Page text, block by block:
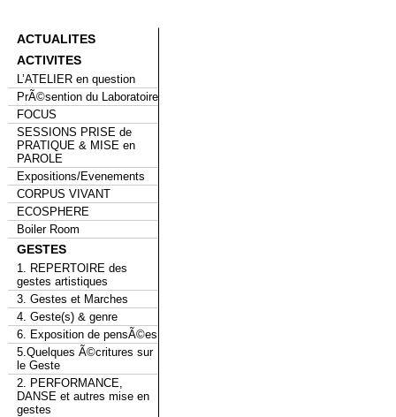
ACTUALITES
ACTIVITES
L’ATELIER en question
PrÃ©sention du Laboratoire
FOCUS
SESSIONS PRISE de
PRATIQUE & MISE en
PAROLE
Expositions/Evenements
CORPUS VIVANT
ECOSPHERE
Boiler Room
GESTES
1. REPERTOIRE des
gestes artistiques
3. Gestes et Marches
4. Geste(s) & genre
6. Exposition de pensÃ©es
5.Quelques Ã©critures sur
le Geste
2. PERFORMANCE,
DANSE et autres mise en
gestes